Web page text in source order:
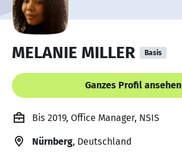
MELANIE MILLER Basis
Ganzes Profil ansehen
Bis 2019, Office Manager, NSIS
Nürnberg, Deutschland